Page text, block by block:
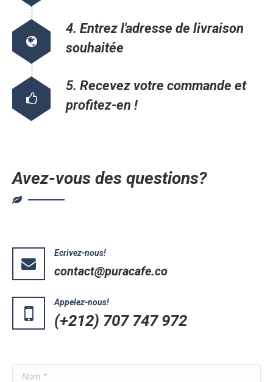
4. Entrez l'adresse de livraison
souhaitée
5. Recevez votre commande et
profitez-en !
Avez-vous des questions?
Ecrivez-nous!
contact@puracafe.co
Appelez-nous!
(+212) 707 747 972
Nom *